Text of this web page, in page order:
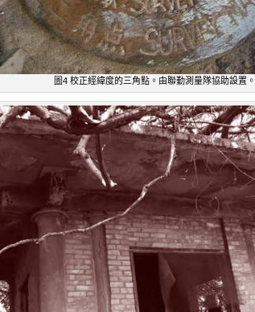
圖4 校正經緯度的三角點。由聯勤測量隊協助設置。